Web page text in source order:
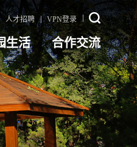
人才招聘 VPN登录
生活 合作交流